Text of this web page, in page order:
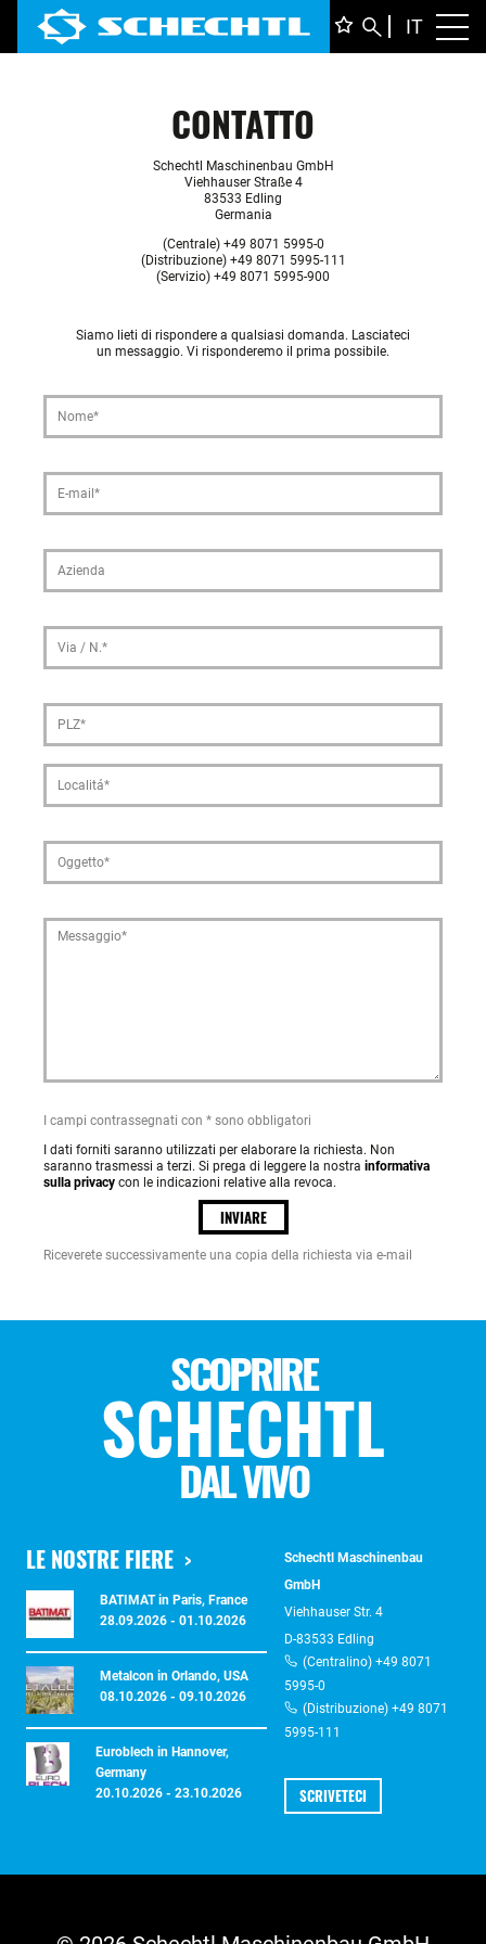
IT
CONTATTO
Schechtl Maschinenbau GmbH
Viehhauser Straße 4
83533 Edling
Germania
(Centrale) +49 8071 5995-0
(Distribuzione) +49 8071 5995-111
(Servizio) +49 8071 5995-900
Siamo lieti di rispondere a qualsiasi domanda. Lasciateci
un messaggio. Vi risponderemo il prima possibile.
I campi contrassegnati con * sono obbligatori
I dati forniti saranno utilizzati per elaborare la richiesta. Non
saranno trasmessi a terzi. Si prega di leggere la nostra informativa
sulla privacy con le indicazioni relative alla revoca.
INVIARE
Riceverete successivamente una copia della richiesta via e-mail
SCOPRIRE
SCHECHTL
DAL VIVO
LE NOSTRE FIERE
BATIMAT in Paris, France
28.09.2026 - 01.10.2026
Metalcon in Orlando, USA
08.10.2026 - 09.10.2026
Euroblech in Hannover,
Germany
20.10.2026 - 23.10.2026
Schechtl Maschinenbau
GmbH
Viehhauser Str. 4
D-83533 Edling
(Centralino) +49 8071
5995-0
(Distribuzione) +49 8071
5995-111
SCRIVETECI